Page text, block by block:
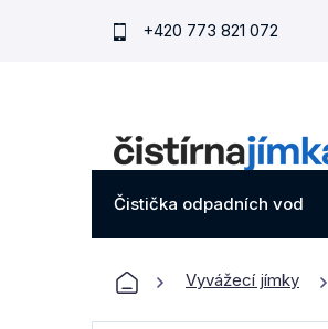
+420 773 821 072
Čistička odpadních vod
Domů Vyvážecí jímky